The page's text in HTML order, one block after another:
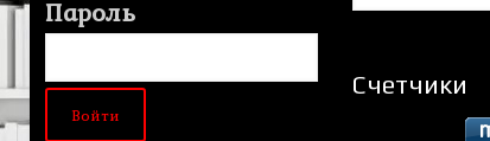
Пароль
Счетчики